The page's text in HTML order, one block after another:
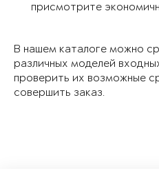
присмотрите
В нашем каталоге можно
различных моделей
проверить их возможные
совершить заказ.